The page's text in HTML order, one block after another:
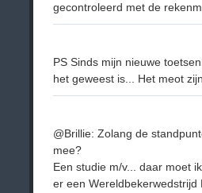
gecontroleerd met de
PS Sinds mijn nieuwe
het geweest is... Het meot
@Brillie: Zolang de
mee?
Een studie m/v... daar moet
er een Wereldbekerwedstrijd